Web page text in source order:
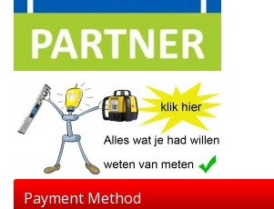
Payment Method